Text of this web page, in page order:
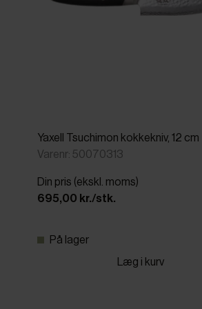
Yaxell Tsuchimon kokkekniv, 12 cm
Varenr: 50070313
Din pris (ekskl. moms)
695,00 kr./stk.
På lager
Læg i kurv